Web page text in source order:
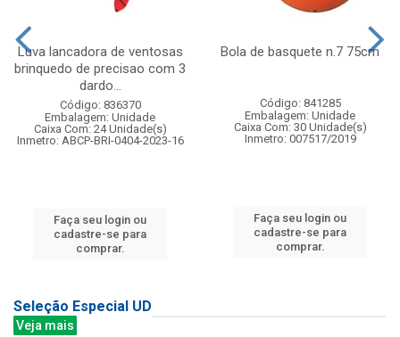
Luva lancadora de ventosas
brinquedo de precisao com 3
dardo...
Código: 836370
Embalagem: Unidade
Caixa Com: 24 Unidade(s)
Inmetro: ABCP-BRI-0404-2023-16
Faça seu login ou
cadastre-se para
comprar.
Bola de basquete n.7 75cm
Código: 841285
Embalagem: Unidade
Caixa Com: 30 Unidade(s)
Inmetro: 007517/2019
Faça seu login ou
cadastre-se para
comprar.
Seleção Especial UD
Veja mais